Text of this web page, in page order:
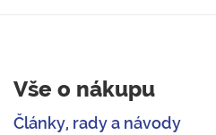
Vše o nákupu
Články, rady a návody